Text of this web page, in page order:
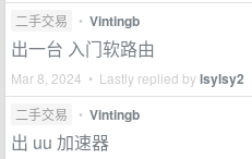
二手交易
• Vintingb
出一台 入门软路由
Mar 8, 2024 • Lastly replied bylsylsy2
二手交易 • Vintingb
出 uu 加速器